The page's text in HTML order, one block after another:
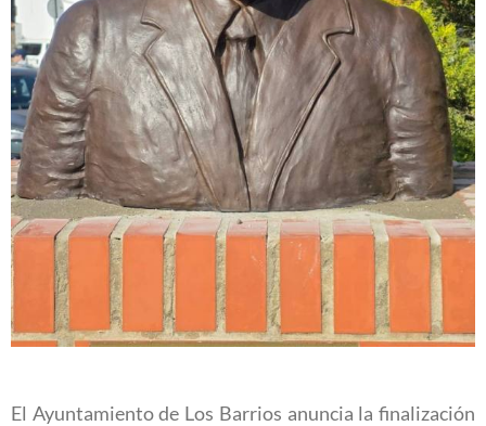
El Ayuntamiento de Los Barrios anuncia la finalización